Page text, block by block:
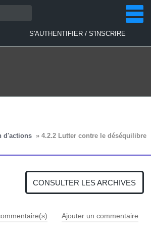
S'AUTHENTIFIER/ S'INSCRIRE
ACTUALITÉS
PLAN D'ACTIONS
d'actions » 4.2.2 Lutter contre le déséquilibre
CONSULTER LES ARCHIVES
Ajouter un commentaire